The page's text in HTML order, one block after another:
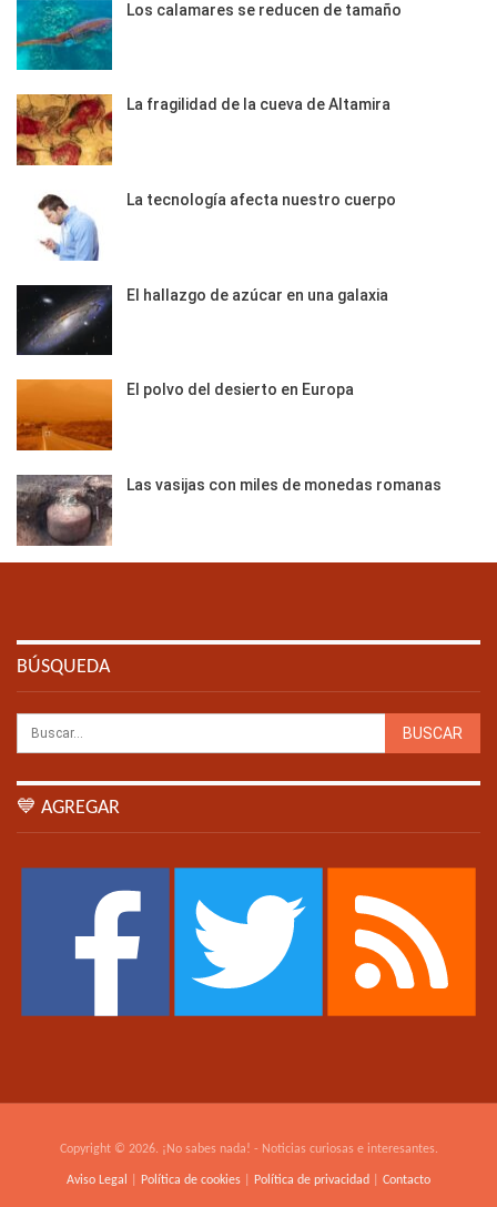
Los calamares se reducen de tamaño
La fragilidad de la cueva de Altamira
La tecnología afecta nuestro cuerpo
El hallazgo de azúcar en una galaxia
El polvo del desierto en Europa
Las vasijas con miles de monedas romanas
BÚSQUEDA
💙 AGREGAR
Copyright © 2026. ¡No sabes nada! - Noticias curiosas e interesantes.
Aviso Legal Política de cookies Política de privacidad Contacto